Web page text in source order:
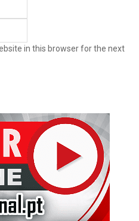
in this browser for the next